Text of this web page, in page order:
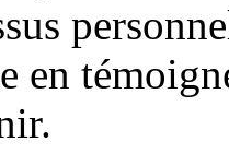
en